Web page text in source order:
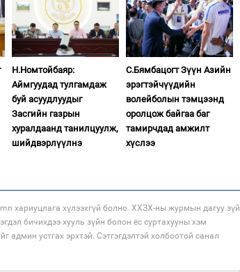
Н.Номтойбаяр:
Аймгуудад тулгамдаж
буй асуудлуудыг
Засгийн газрын
хуралдаанд танилцуулж,
шийдвэрлүүлнэ
С.Бямбацогт Зүүн Азийн
эрэгтэйчүүдийн
волейболын тэмцээнд
оролцож байгаа баг
тамирчдад амжилт
хүслээ
хариуцлага хүлээхгүй болно. ХХЗХ-ны журмын дагуу зүй
бичихдээ хууль зүйн болон ёс суртахууны хэм
админ устгах эрхтэй. Сэтгэгдэлтэй холбоотой санал